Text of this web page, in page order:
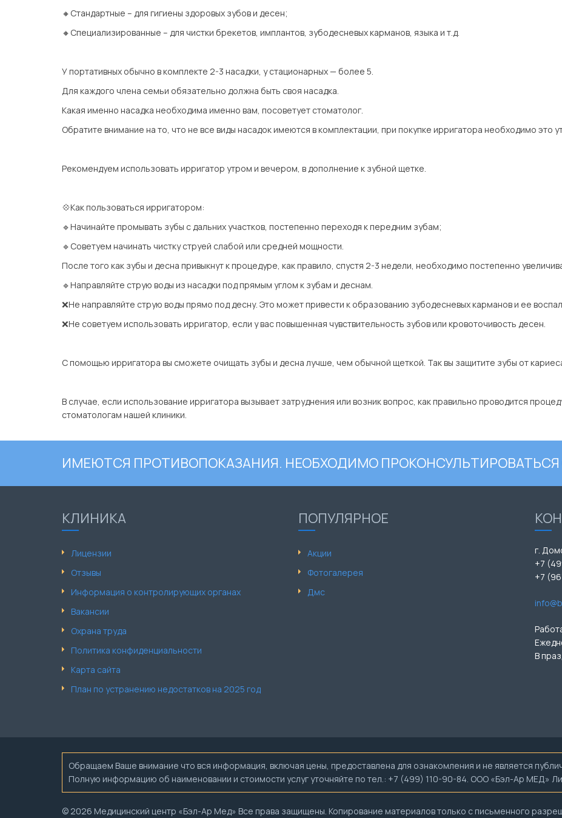
🔸Стандартные – для гигиены здоровых зубов и десен;
🔸Специализированные – для чистки брекетов, имплантов, зубодесневых карманов, языка и т.д.
У портативных обычно в комплекте 2-3 насадки, у стационарных — более 5.
Для каждого члена семьи обязательно должна быть своя насадка.
Какая именно насадка необходима именно вам, посоветует стоматолог.
Обратите внимание на то, что не все виды насадок имеются в комплектации, при покупке ирригатора необходимо это
Рекомендуем использовать ирригатор утром и вечером, в дополнение к зубной щетке.
💠Как пользоваться ирригатором:
🔹Начинайте промывать зубы с дальних участков, постепенно переходя к передним зубам;
🔹Советуем начинать чистку струей слабой или средней мощности.
После того как зубы и десна привыкнут к процедуре, как правило, спустя 2-3 недели, необходимо постепенно
🔹Направляйте струю воды из насадки под прямым углом к зубам и деснам.
❌Не направляйте струю воды прямо под десну. Это может привести к образованию зубодесневых карманов и ее
❌Не советуем использовать ирригатор, если у вас повышенная чувствительность зубов или кровоточивость десен.
С помощью ирригатора вы сможете очищать зубы и десна лучше, чем обычной щеткой. Так вы защитите зубы от
В случае, если использование ирригатора вызывает затруднения или возник вопрос, как правильно проводится
стоматологам нашей клиники.
ИМЕЮТСЯ ПРОТИВОПОКАЗАНИЯ. НЕОБХОДИМО
КЛИНИКА
Лицензии
Отзывы
Информация о контролирующих органах
Вакансии
Охрана труда
Политика конфиденциальности
Карта сайта
План по устранению недостатков на 2025 год
ПОПУЛЯРНОЕ
Акции
Фотогалерея
Дмс
г.
+7
+7
В
Обращаем Ваше внимание что вся информация, включая цены, предоставлена для ознакомления и не является
Полную информацию об наименовании и стоимости услуг уточняйте по тел.: +7 (499) 110-90-84. ООО «Бэл-Ар МЕД»
© 2026 Медицинский центр «Бэл-Ар Мед» Все права защищены. Копирование материалов только с письменного